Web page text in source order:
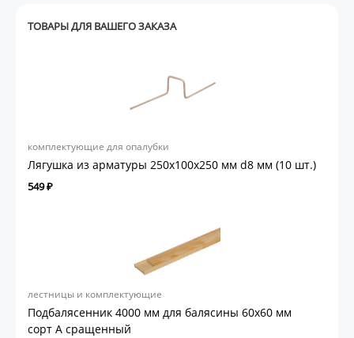
ТОВАРЫ ДЛЯ ВАШЕГО ЗАКАЗА
комплектующие для опалубки
Лягушка из арматуры 250х100х250 мм d8 мм (10 шт.)
549 ₽
лестницы и комплектующие
Подбалясенник 4000 мм для балясины 60х60 мм
сорт А сращенный